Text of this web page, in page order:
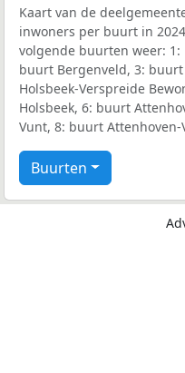
Kaart van de
inwoners per buurt in
volgende buurten weer:
buurt Bergenveld, 3:
Holsbeek-Verspreide
Holsbeek, 6: buurt
Vunt, 8: buurt
Buurten